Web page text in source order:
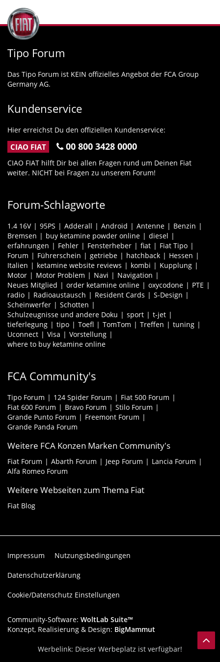
Tipo Forum
Das Tipo Forum ist KEIN offizielles Angebot der FCA Group
Germany AG.
Kundenservice
Hier erreichst Du den offiziellen Kundenservice:
CIAO FIAT 00 800 3428 0000
CIAO FIAT hilft Dir bei allen Fragen rund um Deinen Fiat
weiter. NICHT bei Fragen zu unserem Forum!
Forum-Schlagworte
1.4 16V 95PS Adderall Android Antenne
Benzin
Bremsen
buy ketamine powder online
diesel
erfahrungen
Fehler Fensterheber fiat
Fiat Tipo
Forum
Führerschein getriebe hatchback
Hessen
Italien
ketamine website reviews kombi
Kupplung
Motor
Motor Problem Navi
Navigation
Neues Mitglied
order ketamine online oxycodone
PTE
radio
Radioaustausch Resident Cards
S-Design
Scheinwerfer
Schotten
Schulzeugnisse und andere Doku
sport
t-jet
tieferlegung
tipo Toefl TomTom Treffen
tuning
Uconnect
Visa
Vorstellung
where to buy ketamine online
FCA Community's
Tipo Forum 124 Spider Forum
Fiat 500 Forum
Fiat 600 Forum
Bravo Forum
Stilo Forum
Grande Punto Forum
Freemont Forum
Grande Panda Forum
Weitere FCA Konzen Marken Community's
Fiat Forum Abarth Forum Jeep Forum
Lancia Forum
Alfa Romeo Forum
Weitere Webseiten zum Thema Fiat
Fiat Blog
Impressum Nutzungsbedingungen
Datenschutzerklärung
Cookie/Datenschutz Einstellungen
Community-Software: WoltLab Suite™
Konzept, Realisierung & Design: BigMammut
Werbelink: Dieser Werbeplatz ist verfügbar!